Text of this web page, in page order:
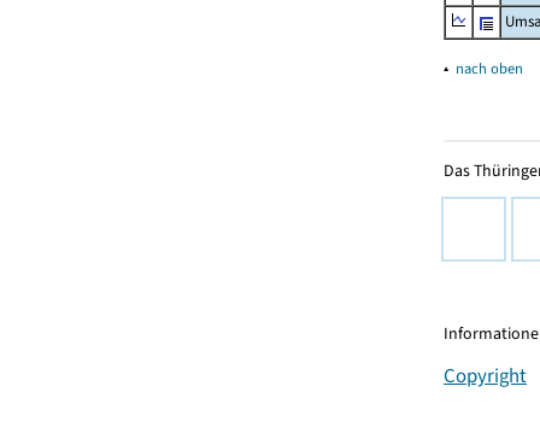
▴ nach oben
Das
Copyright